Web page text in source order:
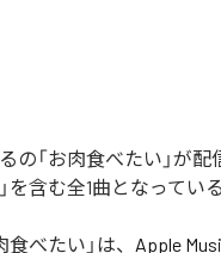
の「お肉食べたい」が
を含む全1曲となっている
食べたい 」は、 Apple